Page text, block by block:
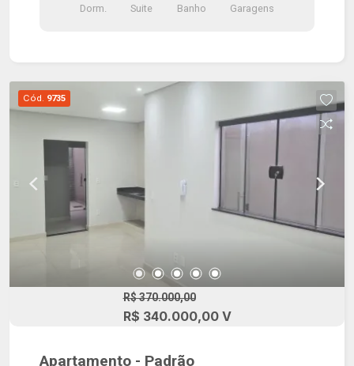
Dorm. Suite Banho Garagens
Cód. 9735
R$ 370.000,00
R$ 340.000,00 V
Apartamento - Padrão